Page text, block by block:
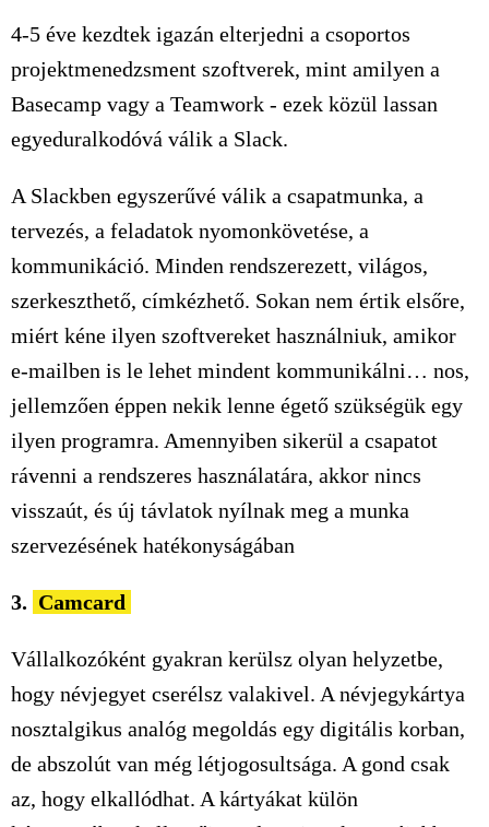
4-5 éve kezdtek igazán elterjedni a csoportos
projektmenedzsment szoftverek, mint amilyen a
Basecamp vagy a Teamwork - ezek közül lassan
egyeduralkodóvá válik a Slack.
A Slackben egyszerűvé válik a csapatmunka, a
tervezés, a feladatok nyomonkövetése, a
kommunikáció. Minden rendszerezett, világos,
szerkeszthető, címkézhető. Sokan nem értik elsőre,
miért kéne ilyen szoftvereket használniuk, amikor
e-mailben is le lehet mindent kommunikálni… nos,
jellemzően éppen nekik lenne égető szükségük egy
ilyen programra. Amennyiben sikerül a csapatot
rávenni a rendszeres használatára, akkor nincs
visszaút, és új távlatok nyílnak meg a munka
szervezésének hatékonyságában
3. Camcard
Vállalkozóként gyakran kerülsz olyan helyzetbe,
hogy névjegyet cserélsz valakivel. A névjegykártya
nosztalgikus analóg megoldás egy digitális korban,
de abszolút van még létjogosultsága. A gond csak
az, hogy elkallódhat. A kártyákat külön